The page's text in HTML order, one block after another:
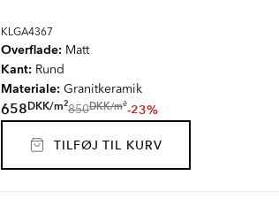
KLGA4367
Overflade: Matt
Kant: Rund
Materiale: Granitkeramik
658DKK/m2850DKK/m2-23%
TILFØJ TIL KURV